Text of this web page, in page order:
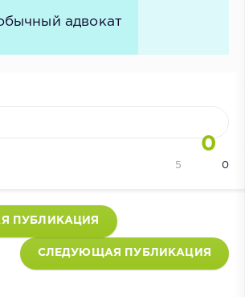
адвокат
0
0
5
ПУБЛИКАЦИЯ
СЛЕДУЮЩАЯ ПУБЛИКАЦИЯ